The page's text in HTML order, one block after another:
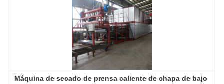
Máquina de secado de prensa caliente de chapa de bajo